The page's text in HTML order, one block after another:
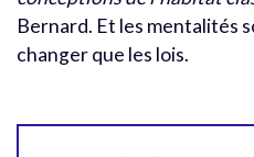
Bernard. Et les mentalités
changer que les lois.